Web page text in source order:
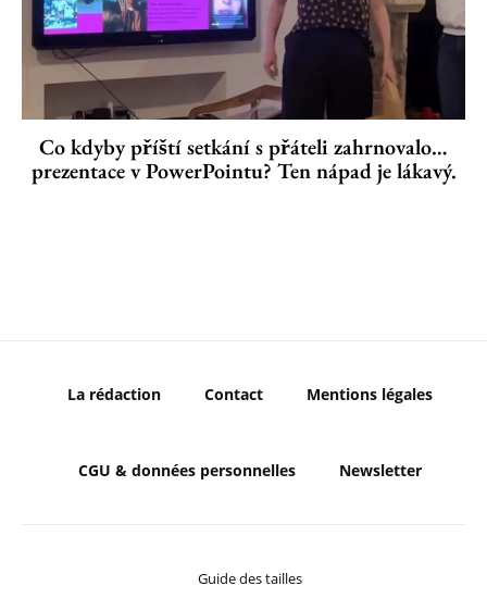
Co kdyby příští setkání s přáteli zahrnovalo…
prezentace v PowerPointu? Ten nápad je lákavý.
La rédaction Contact Mentions légales
CGU & données personnelles Newsletter
Guide des tailles